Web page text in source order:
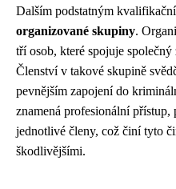
Dalším podstatným
organizované skupiny.
tří osob, které spojuje
Členství v takové skupině
pevnějším zapojení do
znamená profesionální
jednotlivé členy, což činí tyto
škodlivějšími.